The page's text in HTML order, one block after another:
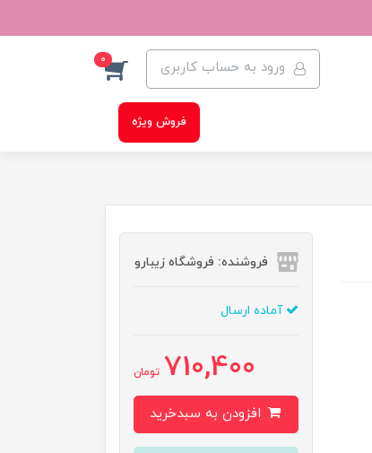
ورود به حساب کاربری 0
فروش ویژه
فروشنده: فروشگاه زیبارو
آماده ارسال
710,400 تومان